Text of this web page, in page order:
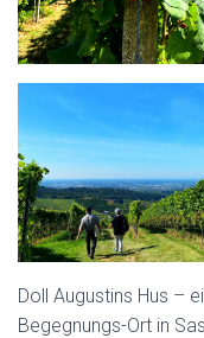
Doll Augustins Hus –
Begegnungs-Ort in